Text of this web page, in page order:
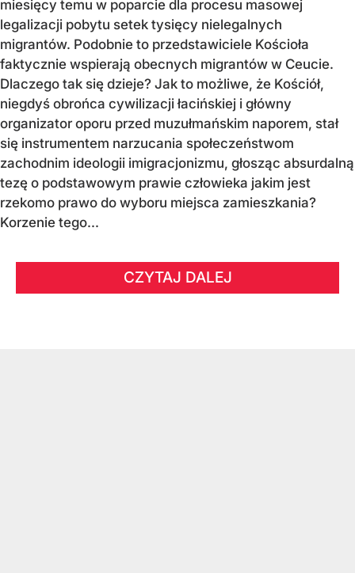
miesięcy temu w poparcie dla procesu masowej
legalizacji pobytu setek tysięcy nielegalnych
migrantów. Podobnie to przedstawiciele Kościoła
faktycznie wspierają obecnych migrantów w Ceucie.
Dlaczego tak się dzieje? Jak to możliwe, że Kościół,
niegdyś obrońca cywilizacji łacińskiej i główny
organizator oporu przed muzułmańskim naporem, stał
się instrumentem narzucania społeczeństwom
zachodnim ideologii imigracjonizmu, głosząc absurdalną
tezę o podstawowym prawie człowieka jakim jest
rzekomo prawo do wyboru miejsca zamieszkania?
Korzenie tego...
CZYTAJ DALEJ